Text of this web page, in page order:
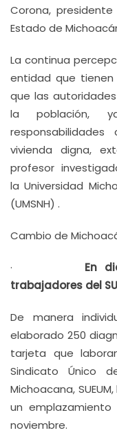
Corona,
Estado de
La continua
entidad que
que las
la población,
responsabilidades
vivienda digna,
profesor
la Universidad
(UMSNH) .
Cambio de
· En
trabajadores del
De manera
elaborado 250
tarjeta que
Sindicato Único
Michoacana,
un
noviembre.